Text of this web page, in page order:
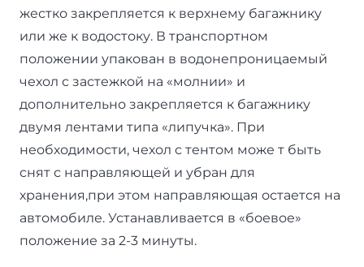
жестко закрепляется к верхнему багажнику
или же к водостоку. В транспортном
положении упакован в водонепроницаемый
чехол с застежкой на «молнии» и
дополнительно закрепляется к багажнику
двумя лентами типа «липучка». При
необходимости, чехол с тентом може т быть
снят с направляющей и убран для
хранения,при этом направляющая остается на
автомобиле. Устанавливается в «боевое»
положение за 2-3 минуты.